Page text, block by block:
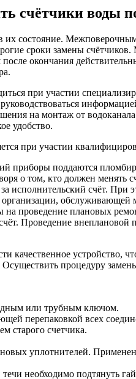
счётчики воды
состояние.
сроки замены
окончания
при участии
на монтаж от
удобство.
при участии
приборы поддаются
о том, кто должен менять
исполнительский счёт.
на проведение плановых
Проведение
качественное устройство,
процедуру
или трубным ключом.
перепаковкой всех
старого счетчика.
уплотнителей.
необходимо подтянуть